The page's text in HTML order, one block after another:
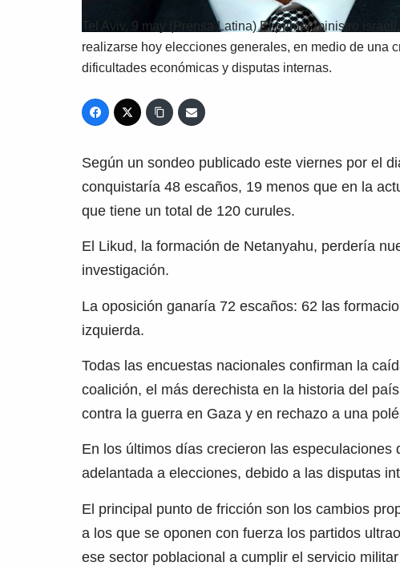
Tel Aviv, 9 may (Prensa Latina) El primer ministro
realizarse hoy elecciones generales, en medio de una
dificultades económicas y disputas internas.
Según un sondeo publicado este viernes por el
conquistaría 48 escaños, 19 menos que en la
que tiene un total de 120 curules.
El Likud, la formación de Netanyahu, perdería
investigación.
La oposición ganaría 72 escaños: 62 las
izquierda.
Todas las encuestas nacionales confirman la
coalición, el más derechista en la historia del
contra la guerra en Gaza y en rechazo a una
En los últimos días crecieron las
adelantada a elecciones, debido a las disputas
El principal punto de fricción son los cambios
a los que se oponen con fuerza los partidos
ese sector poblacional a cumplir el servicio